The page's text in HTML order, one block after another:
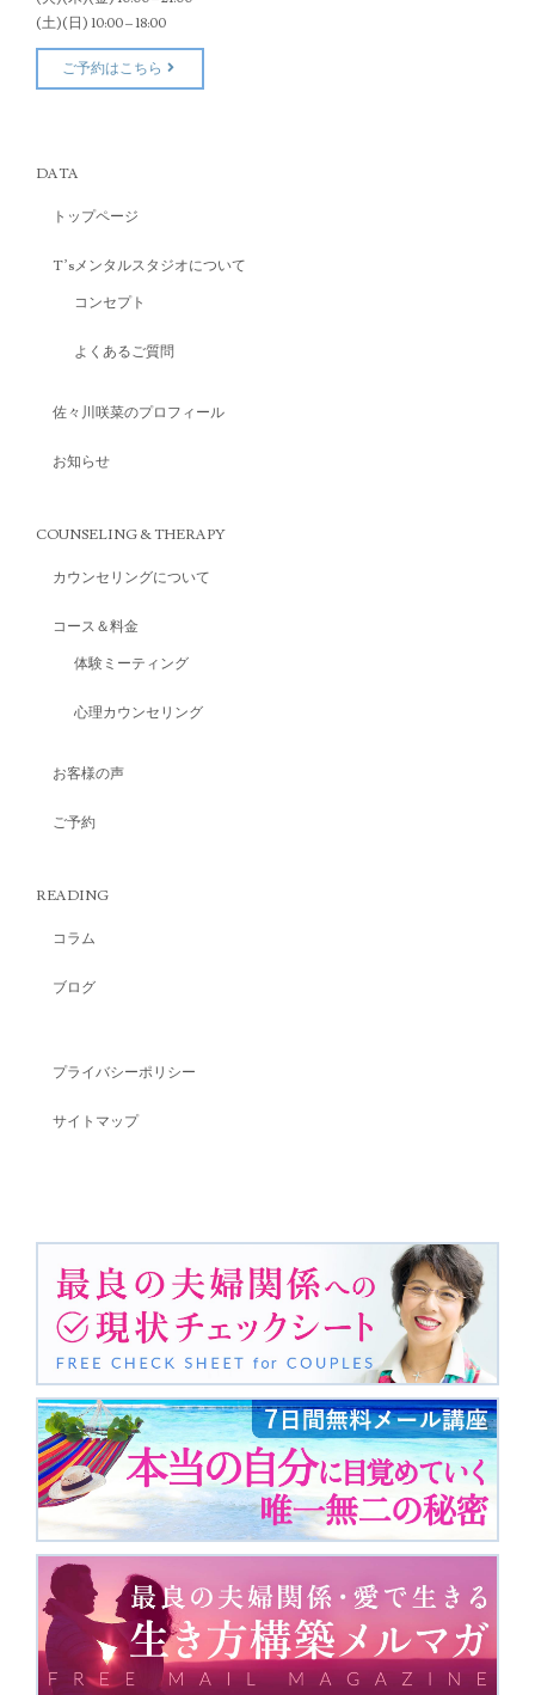
(土)(日) 10:00 – 18:00
ご予約はこちら
DATA
トップページ
T’sメンタルスタジオについて
コンセプト
よくあるご質問
佐々川咲菜のプロフィール
お知らせ
COUNSELING & THERAPY
カウンセリングについて
コース＆料金
体験ミーティング
心理カウンセリング
お客様の声
ご予約
READING
コラム
ブログ
プライバシーポリシー
サイトマップ